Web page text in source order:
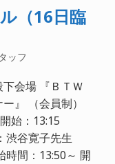
（16日臨
ッフ
会場 『ＢＴＷ
』 （会員制）
始：13:15
谷寛子先生
時間：13:50～ 開